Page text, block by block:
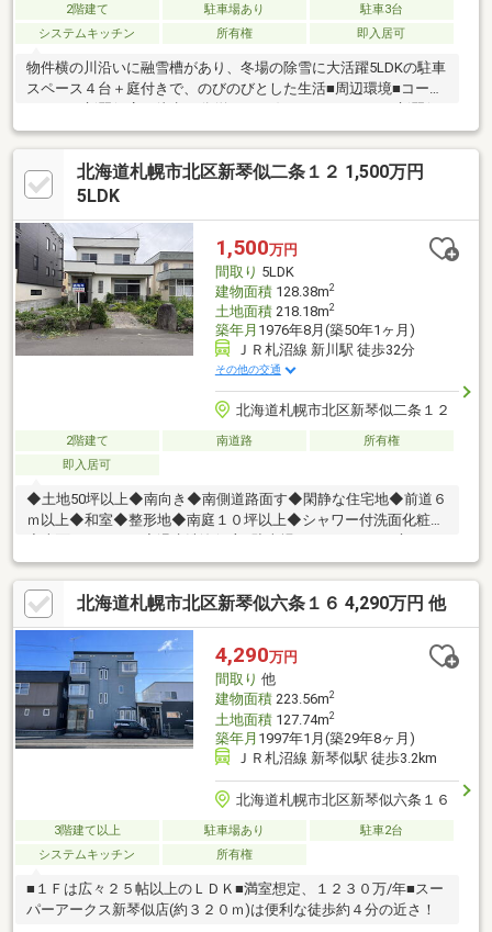
2階建て 駐車場あり
駐車3台
システムキッチン
所有権 即入居可
物件横の川沿いに融雪槽があり、冬場の除雪に大活躍5LDKの駐車
スペース４台＋庭付きで、のびのびとした生活■周辺環境■コープ
四番通店 徒歩9分(約720ｍ)セイコーマート新琴似5条店 徒歩5
分(約340ｍ)セブンイレブン新琴似5条店 徒歩7分(約545m)
札幌市立光陽小学校 徒歩7分(約535ｍ)札幌市立光陽中学校 徒
歩6分(約430ｍ)●告知事項あり(詳細は担当までご連絡)●■経験豊富
■まずはお気軽にお問い合わせください！
北海道札幌市北区新琴似二条１２ 1,500万円
5LDK
1,500万円
間取り 5LDK
建物面積128.38m2
土地面積218.18m2
築年月 1976年8月(築50年1ヶ月)
ＪＲ札沼線 新川駅 徒歩32分
その他の交通
北海道札幌市北区新琴似二条１２
2階建て 南道路
所有権
即入居可
◆土地50坪以上◆南向き◆南側道路面す◆閑静な住宅地◆前道６
ｍ以上◆和室◆整形地◆南庭１０坪以上◆シャワー付洗面化粧台
部を削る事で駐車スペースは確保できます！※契約不適合責任免
責、現状渡し
北海道札幌市北区新琴似六条１６ 4,290万円 他
4,290万円
間取り 他
建物面積223.56m2
土地面積127.74m2
築年月 1997年1月(築29年8ヶ月)
ＪＲ札沼線 新琴似駅 徒歩3.2km
北海道札幌市北区新琴似六条１６
3階建て以上 駐車場あり
駐車2台
システムキッチン
所有権
■１Ｆは広々２５帖以上のＬＤＫ■満室想定、１２３０万/年■スー
パーアークス新琴似店(約３２０ｍ)は便利な徒歩約４分の近さ！